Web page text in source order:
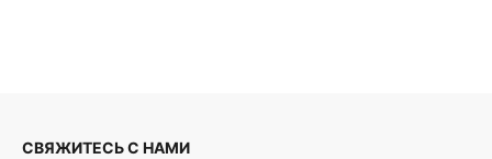
СВЯЖИТЕСЬ С НАМИ